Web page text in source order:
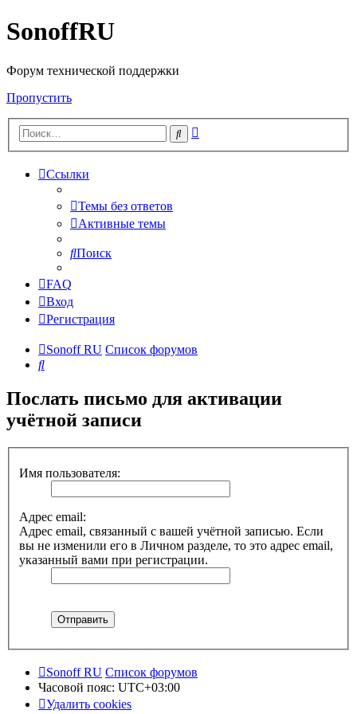
SonoffRU
Форум технической поддержки
Пропустить
Поиск
Ссылки
Темы без ответов
Активные темы
Поиск
FAQ
Вход
Регистрация
Sonoff RU Список форумов
Поиск
Послать письмо для активации
учётной записи
Имя пользователя:
Адрес email:
Адрес email, связанный с вашей учётной записью. Если
вы не изменили его в Личном разделе, то это адрес email,
указанный вами при регистрации.
Sonoff RU Список форумов
Часовой пояс: UTC+03:00
Удалить cookies